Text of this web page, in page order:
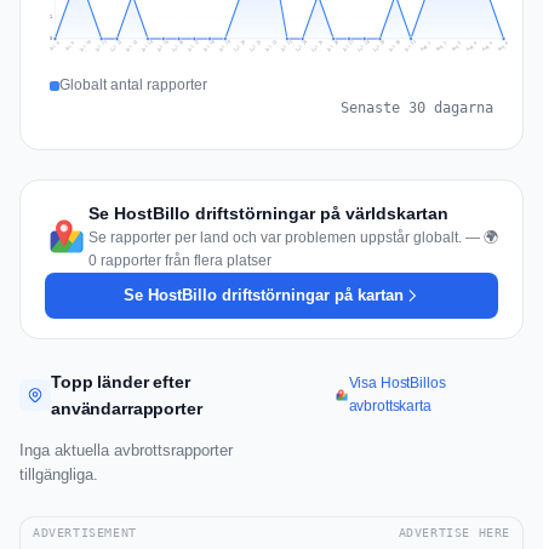
1
Jul 8 Jul 9 Jul 10 Jul 11 Jul 12 Jul 13 Jul 14 Jul 15 Jul 16 Jul 17 Jul 18 Jul 19 Jul 20 Jul 21 Jul 22 Jul 23 Jul 24 Jul 25 Jul 26 Jul 27 Jul 28 Jul 29 Jul 30 Jul 31 Aug 1 Aug 2 Aug 3 Aug 4 Aug 5 Aug 6
Globalt antal rapporter
Senaste 30 dagarna
Se HostBillo driftstörningar på världskartan
Se rapporter per land och var problemen uppstår globalt. — 🌍
0 rapporter från flera platser
Se HostBillo driftstörningar på kartan
Topp länder efter
användarrapporter
Visa HostBillos
avbrottskarta
Inga aktuella avbrottsrapporter
tillgängliga.
ADVERTISEMENT ADVERTISE HERE